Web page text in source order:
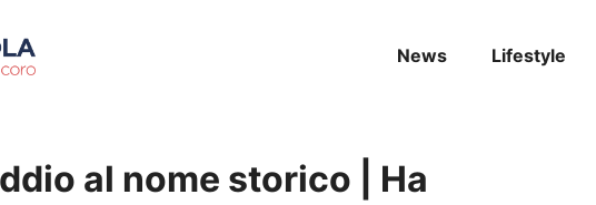
News Lifestyle
al nome storico | Ha